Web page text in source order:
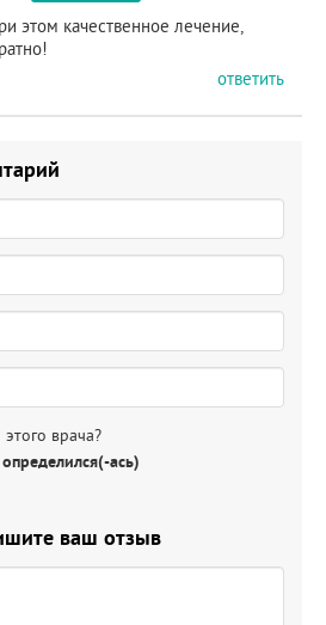
этом качественное лечение,
ответить
врача?
ась)
ваш отзыв